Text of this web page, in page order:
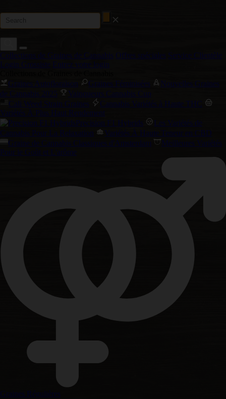
Collections de Graines de Cannabis Offres spéciales Service Clientèle
Login Grossiste Entrez votre login
Graines Autofloraison
Graines Féminisées
Nouvelles Graines
de Cannabis 2025
Vainqueurs Cannabis Cup
Cali Weed Strain Graines
Cannabis Variétés à Haute THC
Variétés À Plus Haut Rendement
Precision F1 Hybrids
Les Variétés de
Cannabis Pour La Relaxation
Variétés À Haute Teneur en CBD
Graine de Cannabis Classiques d'Amsterdam
Meilleures Variétés
Pour le Goût et L'arôme
Graines Régulières